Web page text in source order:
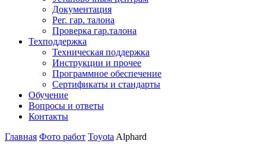
Документация
Рег. гар. талона
Проверка гар.талона
Техподдержка
Техническая поддержка
Инструкции и прочее
Программное обеспечение
Сертификаты и стандарты
Обучение
Вопросы и ответы
Контакты
Главная Фото работ Toyota Alphard